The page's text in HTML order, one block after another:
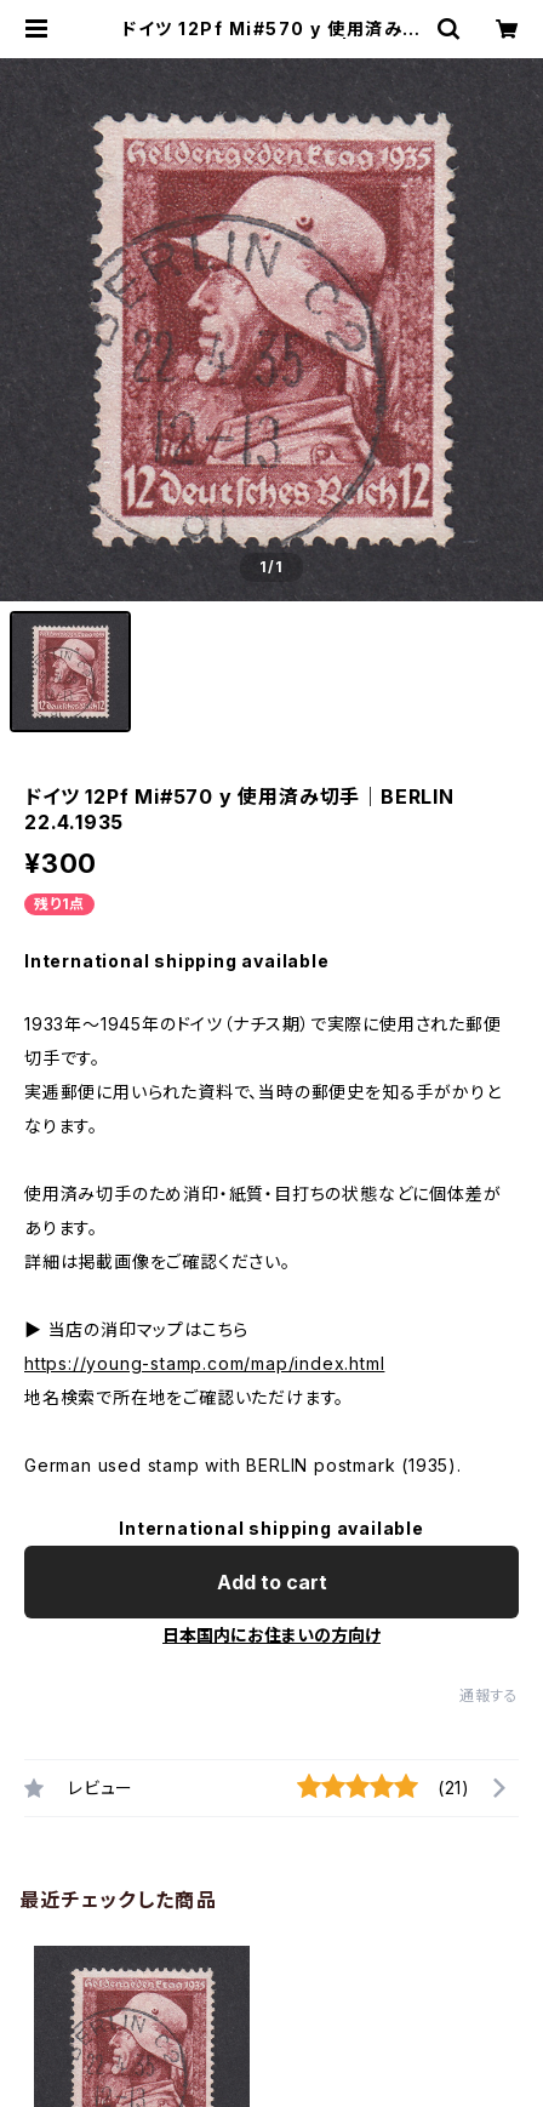
ドイツ 12Pf Mi#570 y 使用済み切
タンプのネットショップ | Young St
1/1
ドイツ 12Pf Mi#570 y 使用済み切手｜BERLIN
22.4.1935
¥300
残り1点
International shipping available
1933年～1945年のドイツ（ナチス期）で実際に使用された郵便
切手です。
実逓郵便に用いられた資料で、当時の郵便史を知る手がかりと
なります。
使用済み切手のため消印・紙質・目打ちの状態などに個体差が
あります。
詳細は掲載画像をご確認ください。
▶ 当店の消印マップはこちら
https://young-stamp.com/map/index.html
地名検索で所在地をご確認いただけます。
German used stamp with BERLIN postmark (1935).
International shipping available
Add to cart
日本国内にお住まいの方向け
通報する
レビュー (21)
最近チェックした商品